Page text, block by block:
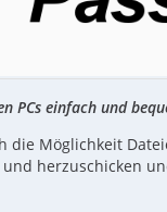
PCs einfach und
die Möglichkeit
und herzuschicken